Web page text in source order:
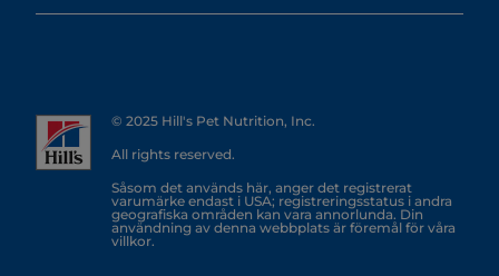
© 2025 Hill's Pet Nutrition, Inc.
All rights reserved.
Såsom det används här, anger det registrerat
varumärke endast i USA; registreringsstatus i andra
geografiska områden kan vara annorlunda. Din
användning av denna webbplats är föremål för våra
villkor.